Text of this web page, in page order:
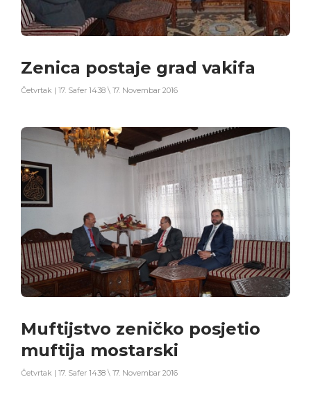
Zenica postaje grad vakifa
Četvrtak | 17. Safer 1438 \ 17. Novembar 2016
Muftijstvo zeničko posjetio
muftija mostarski
Četvrtak | 17. Safer 1438 \ 17. Novembar 2016